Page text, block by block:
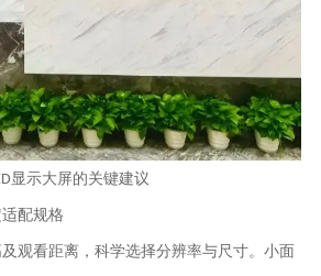
显示大屏的关键建议
配规格
观看距离，科学选择分辨率与尺寸。小面